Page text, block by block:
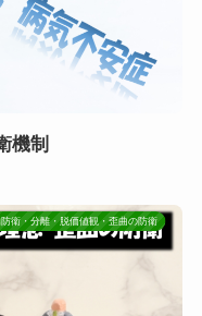
機制
衛・分離・脱価値観・歪曲の防衛